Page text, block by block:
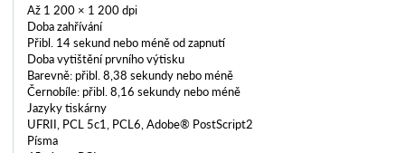
Až 1 200 × 1 200 dpi
Doba zahřívání
Přibl. 14 sekund nebo méně od zapnutí
Doba vytištění prvního výtisku
Barevně: přibl. 8,38 sekundy nebo méně
Černobíle: přibl. 8,16 sekundy nebo méně
Jazyky tiskárny
UFRII, PCL 5c1, PCL6, Adobe® PostScript2
Písma